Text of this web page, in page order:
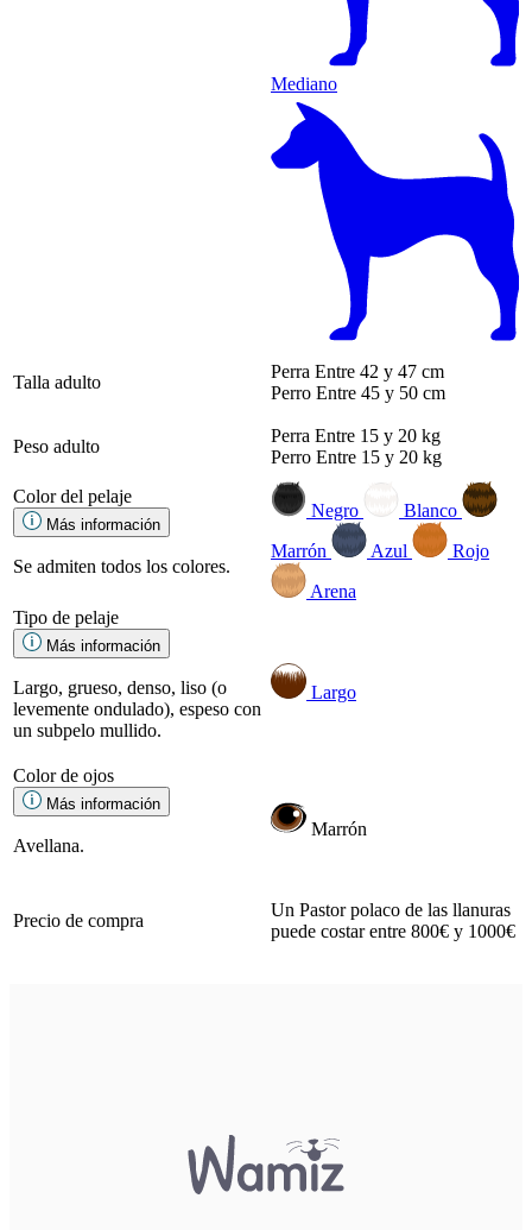
Mediano
Talla adulto
Perra Entre 42 y 47 cm
Perro Entre 45 y 50 cm
Peso adulto
Perra Entre 15 y 20 kg
Perro Entre 15 y 20 kg
Color del pelaje
Más información
Se admiten todos los colores.
Negro
Blanco
Marrón
Azul
Rojo
Arena
Tipo de pelaje
Más información
Largo, grueso, denso, liso (o
levemente ondulado), espeso con
un subpelo mullido.
Largo
Color de ojos
Más información
Avellana.
Marrón
Precio de compra
Un Pastor polaco de las llanuras
puede costar entre 800€ y 1000€